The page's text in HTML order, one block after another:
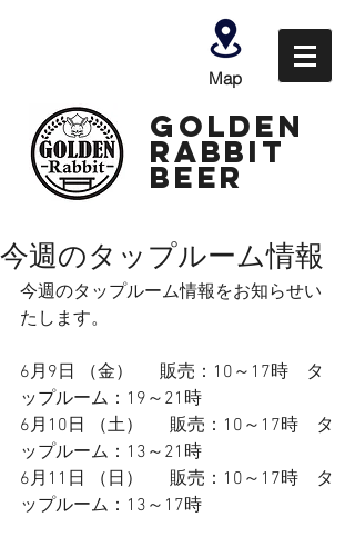
Map
GOLDEN
Rabbit
Beer
今週のタップルーム情報
今週のタップルーム情報をお知らせい
たします。
6月9日 （金） 　 販売：10～17時　タ
ップルーム：19～21時
6月10日 （土） 販売：10～17時　タ
ップルーム：13～21時
6月11日 （日）      販売：10～17時　タ
ップルーム：13～17時